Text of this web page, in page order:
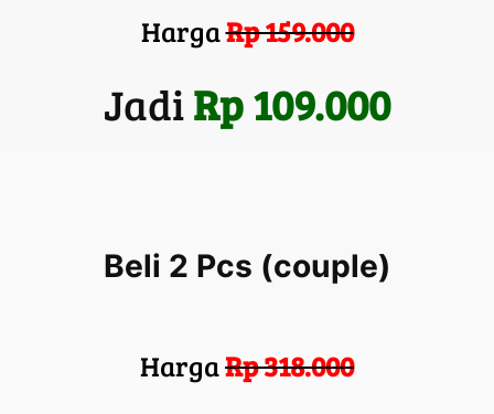
HargaRp 159.000
JadiRp 109.000
Beli 2 Pcs (couple)
HargaRp 318.000